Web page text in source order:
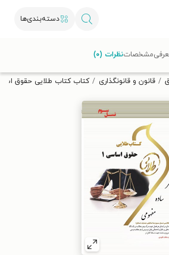
دسته‌بندی‌ها
از طاقچه دریافت کن.
قانون و قانونگذاری کتاب کتاب طلایی حقوق اساسی ۱
مشخصاتنظرات (۰)